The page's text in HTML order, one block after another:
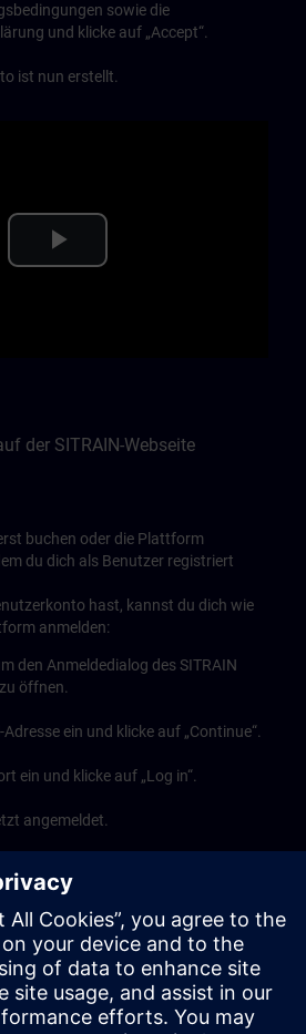
sowie die
und klicke auf „Accept“.
ist nun erstellt.
Play
der SITRAIN-Webseite
buchen oder die Plattform
du dich als Benutzer registriert
hast, kannst du dich wie
anmelden:
den Anmeldedialog des SITRAIN
öffnen.
ein und klicke auf „Continue“.
ein und klicke auf „Log in“.
angemeldet.
Play